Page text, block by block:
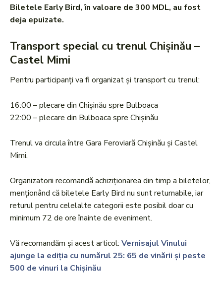
Biletele Early Bird, în valoare de 300 MDL, au fost
deja epuizate.
Transport special cu trenul Chișinău –
Castel Mimi
Pentru participanți va fi organizat și transport cu trenul:
16:00 – plecare din Chișinău spre Bulboaca
22:00 – plecare din Bulboaca spre Chișinău
Trenul va circula între Gara Feroviară Chișinău și Castel
Mimi.
Organizatorii recomandă achiziționarea din timp a biletelor,
menționând că biletele Early Bird nu sunt returnabile, iar
returul pentru celelalte categorii este posibil doar cu
minimum 72 de ore înainte de eveniment.
Vă recomandăm și acest articol: Vernisajul Vinului
ajunge la ediția cu numărul 25: 65 de vinării și peste
500 de vinuri la Chișinău